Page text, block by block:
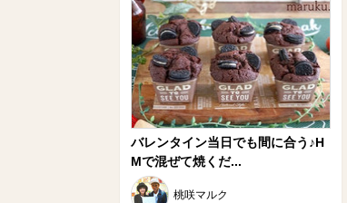
バレンタイン当日でも間に合う♪H
Mで混ぜて焼くだ...
桃咲マルク